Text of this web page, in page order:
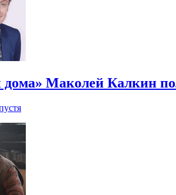
дома» Маколей Калкин